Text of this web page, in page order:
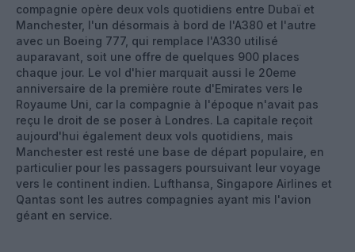
compagnie opère deux vols quotidiens entre Dubaï et
Manchester, l'un désormais à bord de l'A380 et l'autre
avec un Boeing 777, qui remplace l'A330 utilisé
auparavant, soit une offre de quelques 900 places
chaque jour. Le vol d'hier marquait aussi le 20eme
anniversaire de la première route d'Emirates vers le
Royaume Uni, car la compagnie à l'époque n'avait pas
reçu le droit de se poser à Londres. La capitale reçoit
aujourd'hui également deux vols quotidiens, mais
Manchester est resté une base de départ populaire, en
particulier pour les passagers poursuivant leur voyage
vers le continent indien. Lufthansa, Singapore Airlines et
Qantas sont les autres compagnies ayant mis l'avion
géant en service.